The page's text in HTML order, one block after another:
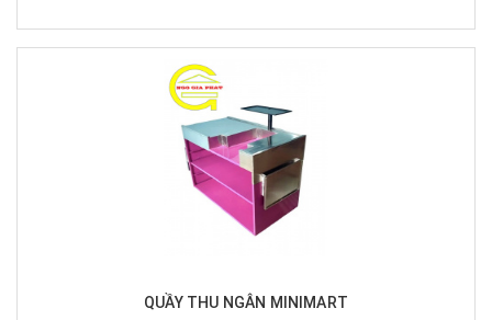
QUẦY THU NGÂN MINIMART